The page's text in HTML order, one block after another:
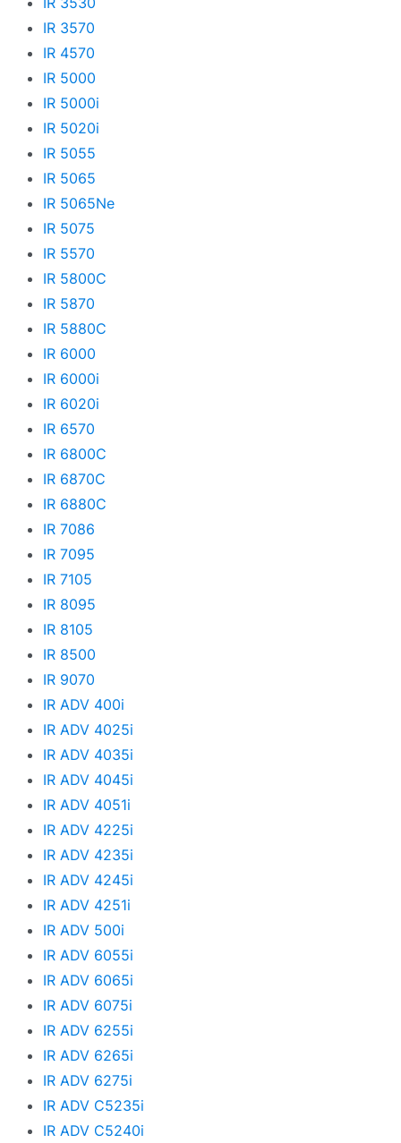
IR 3570
IR 4570
IR 5000
IR 5000i
IR 5020i
IR 5055
IR 5065
IR 5065Ne
IR 5075
IR 5570
IR 5800C
IR 5870
IR 5880C
IR 6000
IR 6000i
IR 6020i
IR 6570
IR 6800C
IR 6870C
IR 6880C
IR 7086
IR 7095
IR 7105
IR 8095
IR 8105
IR 8500
IR 9070
IR ADV 400i
IR ADV 4025i
IR ADV 4035i
IR ADV 4045i
IR ADV 4051i
IR ADV 4225i
IR ADV 4235i
IR ADV 4245i
IR ADV 4251i
IR ADV 500i
IR ADV 6055i
IR ADV 6065i
IR ADV 6075i
IR ADV 6255i
IR ADV 6265i
IR ADV 6275i
IR ADV C5235i
IR ADV C5240i